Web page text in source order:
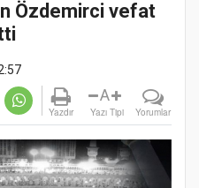
Özdemirci vefat
Yazdır
A
Yazı Tipi Yorumlar